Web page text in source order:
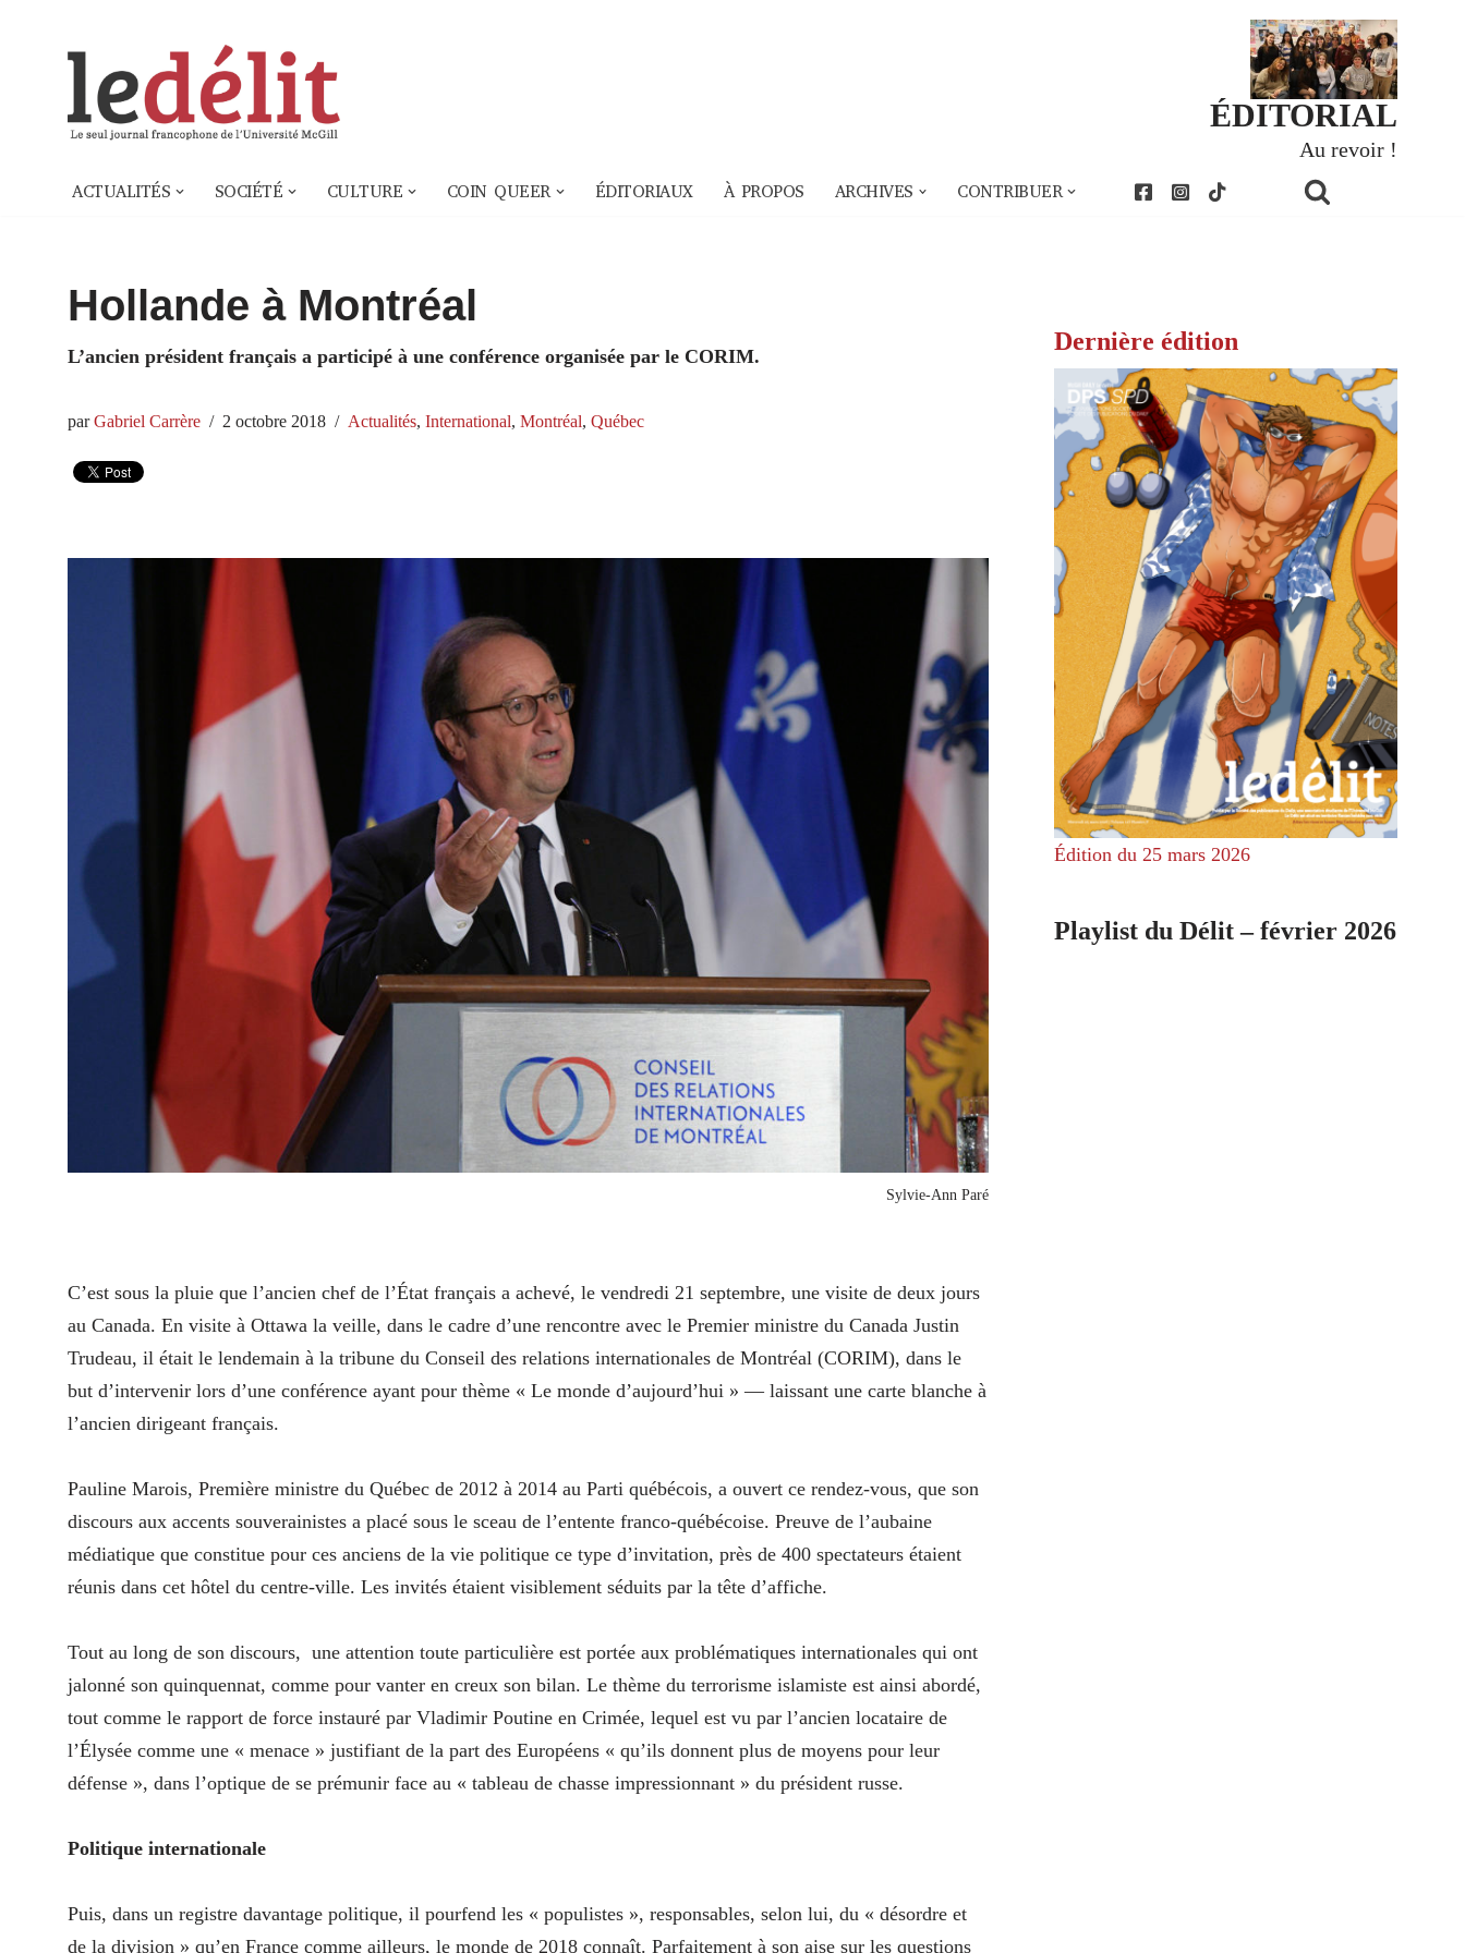
ÉDITORIAL
Au revoir !
ACTUALITÉS SOCIÉTÉ CULTURE COIN QUEER ÉDITORIAUX À PROPOS ARCHIVES CONTRIBUER
Hollande à Montréal
L’ancien président français a participé à une conférence organisée par le CORIM.
parGabriel Carrère 2 octobre 2018 Actualités, International, Montréal, Québec
Sylvie-Ann Paré
C’est sous la pluie que l’ancien chef de l’État français a achevé, le vendredi 21 septembre, une visite de deux jours
au Canada. En visite à Ottawa la veille, dans le cadre d’une rencontre avec le Premier ministre du Canada Justin
Trudeau, il était le lendemain à la tribune du Conseil des relations internationales de Montréal (CORIM), dans le
but d’intervenir lors d’une conférence ayant pour thème « Le monde d’aujourd’hui » — laissant une carte blanche à
l’ancien dirigeant français.
Pauline Marois, Première ministre du Québec de 2012 à 2014 au Parti québécois, a ouvert ce rendez-vous, que son
discours aux accents souverainistes a placé sous le sceau de l’entente franco-québécoise. Preuve de l’aubaine
médiatique que constitue pour ces anciens de la vie politique ce type d’invitation, près de 400 spectateurs étaient
réunis dans cet hôtel du centre-ville. Les invités étaient visiblement séduits par la tête d’affiche.
Tout au long de son discours, une attention toute particulière est portée aux problématiques internationales qui ont
jalonné son quinquennat, comme pour vanter en creux son bilan. Le thème du terrorisme islamiste est ainsi abordé,
tout comme le rapport de force instauré par Vladimir Poutine en Crimée, lequel est vu par l’ancien locataire de
l’Élysée comme une « menace » justifiant de la part des Européens « qu’ils donnent plus de moyens pour leur
défense », dans l’optique de se prémunir face au « tableau de chasse impressionnant » du président russe.
Politique internationale
Puis, dans un registre davantage politique, il pourfend les « populistes », responsables, selon lui, du « désordre et
de la division » qu’en France comme ailleurs, le monde de 2018 connaît. Parfaitement à son aise sur les questions
Dernière édition
Édition du 25 mars 2026
Playlist du Délit – février 2026